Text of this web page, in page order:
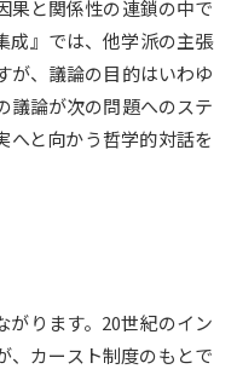
プログラムから探す
ビライブ
スケジュールを立てよう
果と関係性の連鎖の中で
成』では、他学派の主張
が、議論の目的はいわゆ
議論が次の問題へのステ
へと向かう哲学的対話を
がります。20世紀のイン
、カースト制度のもとで